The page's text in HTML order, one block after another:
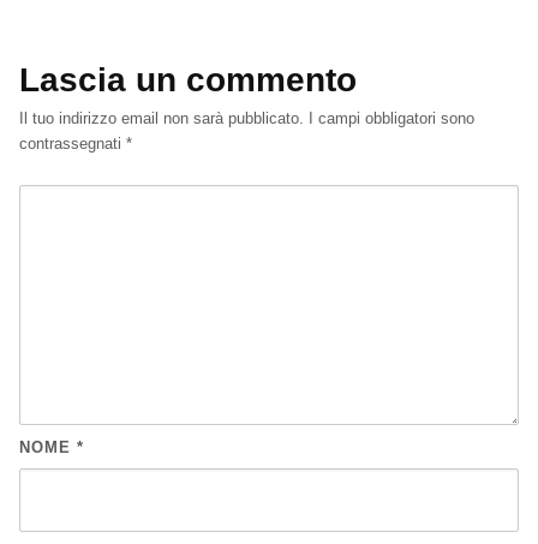
Lascia un commento
Il tuo indirizzo email non sarà pubblicato.
I campi obbligatori sono
contrassegnati *
NOME *